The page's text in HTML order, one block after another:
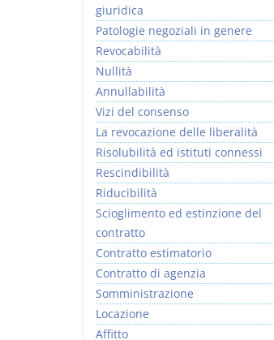
giuridica
Patologie negoziali in genere
Revocabilità
Nullità
Annullabilità
Vizi del consenso
La revocazione delle liberalità
Risolubilità ed istituti connessi
Rescindibilità
Riducibilità
Scioglimento ed estinzione del
contratto
Contratto estimatorio
Contratto di agenzia
Somministrazione
Locazione
Affitto